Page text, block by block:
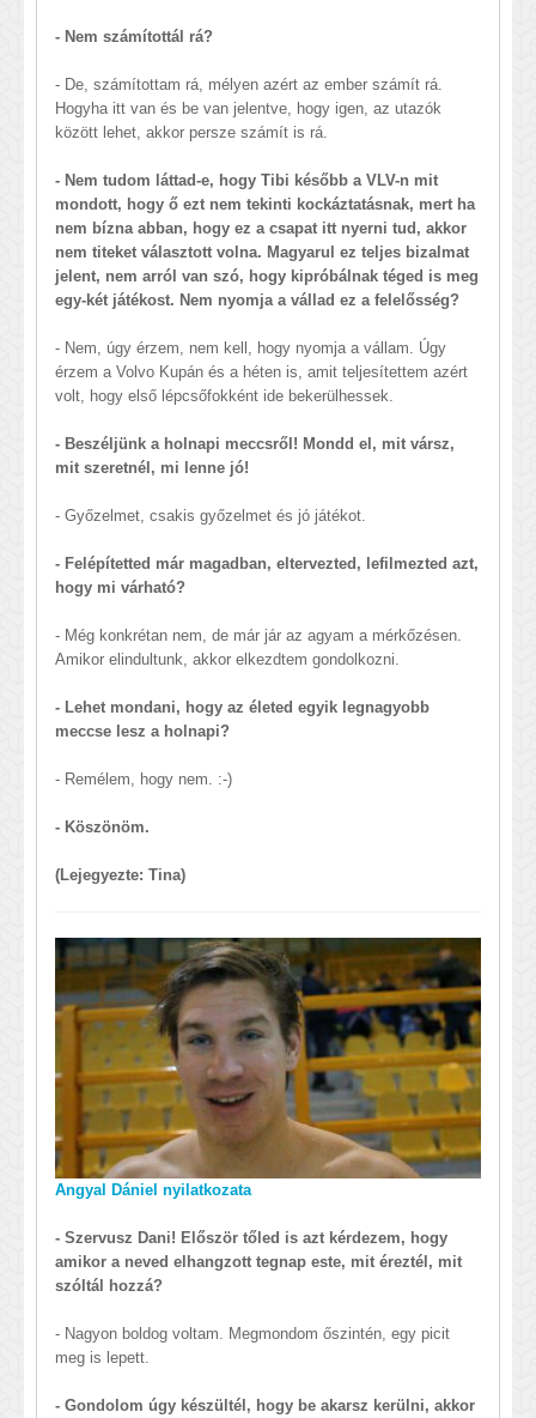
- Nem számítottál rá?
- De, számítottam rá, mélyen azért az ember számít rá.
Hogyha itt van és be van jelentve, hogy igen, az utazók
között lehet, akkor persze számít is rá.
- Nem tudom láttad-e, hogy Tibi később a VLV-n mit
mondott, hogy ő ezt nem tekinti kockáztatásnak, mert ha
nem bízna abban, hogy ez a csapat itt nyerni tud, akkor
nem titeket választott volna. Magyarul ez teljes bizalmat
jelent, nem arról van szó, hogy kipróbálnak téged is meg
egy-két játékost. Nem nyomja a vállad ez a felelősség?
- Nem, úgy érzem, nem kell, hogy nyomja a vállam. Úgy
érzem a Volvo Kupán és a héten is, amit teljesítettem azért
volt, hogy első lépcsőfokként ide bekerülhessek.
- Beszéljünk a holnapi meccsről! Mondd el, mit vársz,
mit szeretnél, mi lenne jó!
- Győzelmet, csakis győzelmet és jó játékot.
- Felépítetted már magadban, eltervezted, lefilmezted azt,
hogy mi várható?
- Még konkrétan nem, de már jár az agyam a mérkőzésen.
Amikor elindultunk, akkor elkezdtem gondolkozni.
- Lehet mondani, hogy az életed egyik legnagyobb
meccse lesz a holnapi?
- Remélem, hogy nem. :-)
- Köszönöm.
(Lejegyezte: Tina)
Angyal Dániel nyilatkozata
- Szervusz Dani! Először tőled is azt kérdezem, hogy
amikor a neved elhangzott tegnap este, mit éreztél, mit
szóltál hozzá?
- Nagyon boldog voltam. Megmondom őszintén, egy picit
meg is lepett.
- Gondolom úgy készültél, hogy be akarsz kerülni, akkor